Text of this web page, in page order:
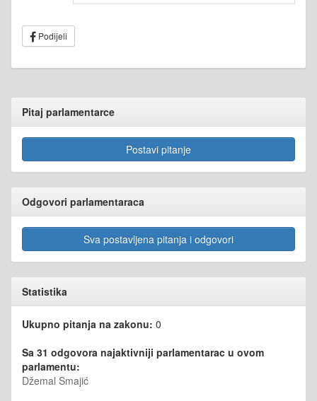
Podijeli
Pitaj parlamentarce
Postavi pitanje
Odgovori parlamentaraca
Sva postavljena pitanja i odgovori
Statistika
Ukupno pitanja na zakonu: 0
Sa 31 odgovora najaktivniji parlamentarac u ovom
parlamentu:
Džemal Smajić